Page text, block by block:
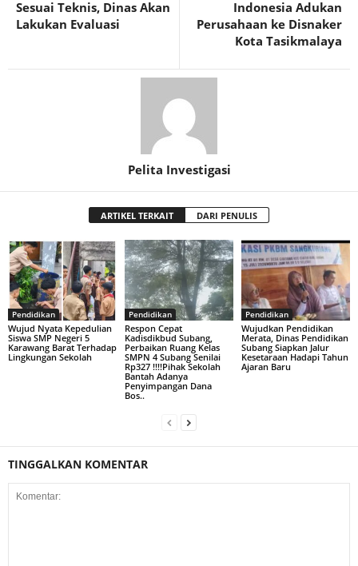
Sesuai Teknis, Dinas Akan
Lakukan Evaluasi
Indonesia Adukan
Perusahaan ke Disnaker
Kota Tasikmalaya
Pelita Investigasi
ARTIKEL TERKAIT DARI PENULIS
Pendidikan
Wujud Nyata Kepedulian
Siswa SMP Negeri 5
Karawang Barat Terhadap
Lingkungan Sekolah
Pendidikan
Respon Cepat
Kadisdikbud Subang,
Perbaikan Ruang Kelas
SMPN 4 Subang Senilai
Rp327 !!!!Pihak Sekolah
Bantah Adanya
Penyimpangan Dana
Bos..
Pendidikan
Wujudkan Pendidikan
Merata, Dinas Pendidikan
Subang Siapkan Jalur
Kesetaraan Hadapi Tahun
Ajaran Baru
TINGGALKAN KOMENTAR